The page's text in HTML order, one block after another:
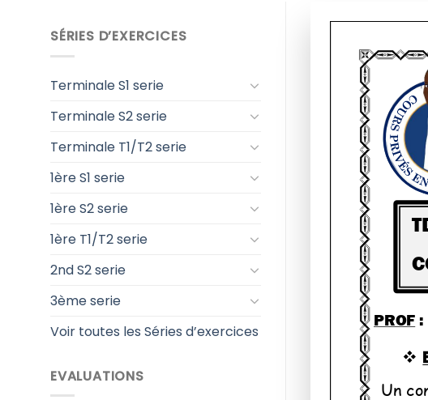
SÉRIES D’EXERCICES
Terminale S1 serie
Terminale S2 serie
Terminale T1/T2 serie
1ère S1 serie
1ère S2 serie
1ère T1/T2 serie
2nd S2 serie
3ème serie
Voir toutes les Séries d’exercices
EVALUATIONS